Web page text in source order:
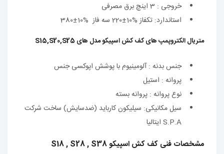
خروجی : 3 اینچ برق مصرفی
استاندارد: تکفاز %10±220 سه فاز %10±380
متریال الکتروپمپ های کف کش اسپیکو مدل های S15,S20,S25
جنس بدنه : آلومینیوم با پوشش اپوکسی جنس
پروانه : استیل
نوع پروانه : پروانه بسته
سیل مکانیکی: سیلیکون کارباید (ضدسایش) ساخت شرکت
S.P.A ایتالیا
مشخصات فنی کف کش اسپیکو S18 , S28 , S38